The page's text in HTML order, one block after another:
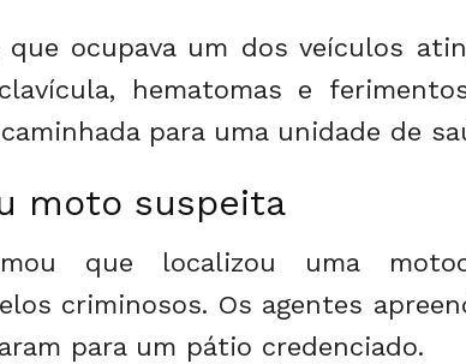
ocupava um dos veículos
hematomas e
para uma unidade de
moto suspeita
que localizou uma
criminosos. Os agentes
para um pátio credenciado.